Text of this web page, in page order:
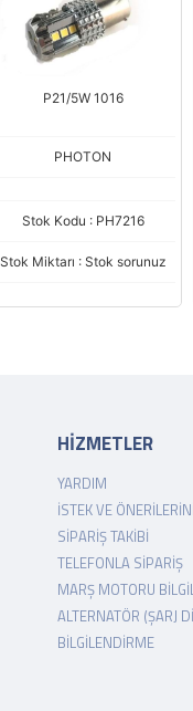
P21/5W 1016
PHOTON
Stok Kodu : PH7216
Stok Miktarı : Stok sorunuz
HİZMETLER
YARDIM
İSTEK VE
SIPARIŞ TAKIBI
TELEFONLA SIPARIŞ
MARŞ MOTORU
ALTERNATÖR (ŞARJ
BILGILENDIRME